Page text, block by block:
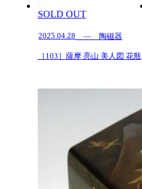
SOLD OUT
2025.04.28 — 陶磁器
［103］薩摩 亮山 美人図 花瓶